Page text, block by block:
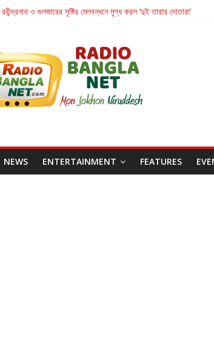
রবীন্দ্রনাথ ও গুলজারের সৃষ্টির মেলবন্ধনে মুগ্ধ করল ‘দুই তারার দোতারা’
Retribution: A Thought-Provoking Short Film That
হাওয়া বদলের টলিউডে ‘তুমি এলে তাই’
NEWS ENTERTAINMENT FEATURES